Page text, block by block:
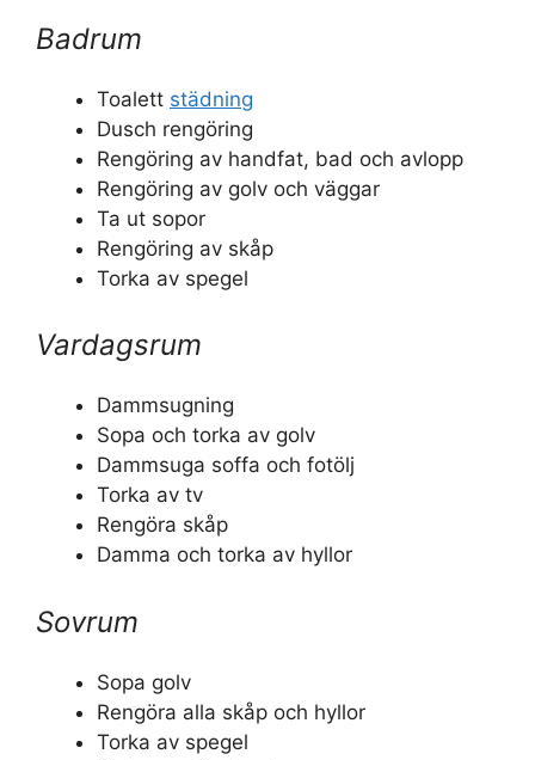
Badrum
Toalett städning
Dusch rengöring
Rengöring av handfat, bad och avlopp
Rengöring av golv och väggar
Ta ut sopor
Rengöring av skåp
Torka av spegel
Vardagsrum
Dammsugning
Sopa och torka av golv
Dammsuga soffa och fotölj
Torka av tv
Rengöra skåp
Damma och torka av hyllor
Sovrum
Sopa golv
Rengöra alla skåp och hyllor
Torka av spegel